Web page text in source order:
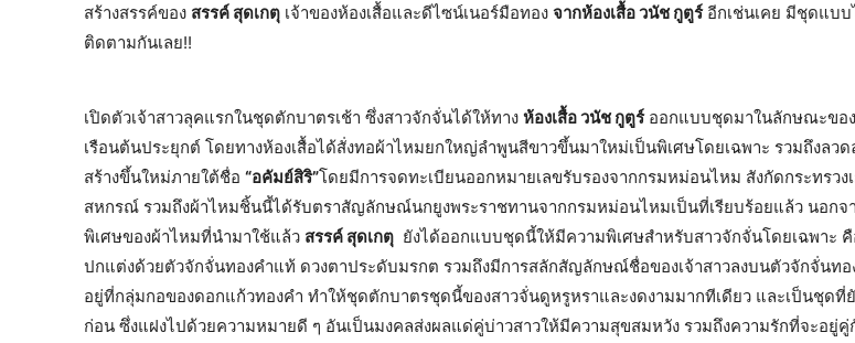
สร้างสรรค์ของ สรรค์ สุดเกตุ เจ้าของห้องเสื้อและดีไซน์เนอร์มือทอง จากห้องเสื้อ วนัช กูตูร์อีกเช่นเคย มีชุดแบบ
ติดตามกันเลย!!
เปิดตัวเจ้าสาวลุคแรกในชุดตักบาตรเช้า ซึ่งสาวจักจั่นได้ให้ทาง ห้องเสื้อ วนัช กูตูร์ออกแบบชุดมาในลักษณะขอ
เรือนต้นประยุกต์ โดยทางห้องเสื้อได้สั่งทอผ้าไหมยกใหญ่ลำพูนสีขาวขึ้นมาใหม่เป็นพิเศษโดยเฉพาะ รวมถึงลว
สร้างขึ้นใหม่ภายใต้ชื่อ “อคัมย์สิริ”โดยมีการจดทะเบียนออกหมายเลขรับรองจากกรมหม่อนไหม สังกัดกระทรวง
สหกรณ์ รวมถึงผ้าไหมชิ้นนี้ได้รับตราสัญลักษณ์นกยูงพระราชทานจากกรมหม่อนไหมเป็นที่เรียบร้อยแล้ว นอกจ
พิเศษของผ้าไหมที่นำมาใช้แล้ว สรรค์ สุดเกตุ ยังได้ออกแบบชุดนี้ให้มีความพิเศษสำหรับสาวจักจั่นโดยเฉพาะ
ปกแต่งด้วยตัวจักจั่นทองคำแท้ ดวงตาประดับมรกต รวมถึงมีการสลักสัญลักษณ์ชื่อของเจ้าสาวลงบนตัวจักจั่นทอ
อยู่ที่กลุ่มกอของดอกแก้วทองคำ ทำให้ชุดตักบาตรชุดนี้ของสาวจั่นดูหรูหราและงดงามมากทีเดียว และเป็นชุดที่
ก่อน ซึ่งแฝงไปด้วยความหมายดี ๆ อันเป็นมงคลส่งผลแด่คู่บ่าวสาวให้มีความสุขสมหวัง รวมถึงความรักที่จะอยู่